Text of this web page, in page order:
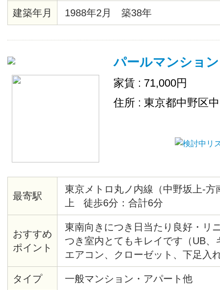
建築年月 1988年2月 築38年
パールマンション
家賃 : 71,000円
住所 : 東京都中野区
最寄駅
東京メトロ丸ノ内線（中野坂上-方
上 徒歩6分：合計6分
おすすめ
ポイント
東南向きにつき日当たり良好・リ
つき室内とてもキレイです（UB、
エアコン、クローゼット、下足入
アタイル材等々）・共用部分にセ
あり・モニター付オートロック・
タイプ 一般マンション・アパート他